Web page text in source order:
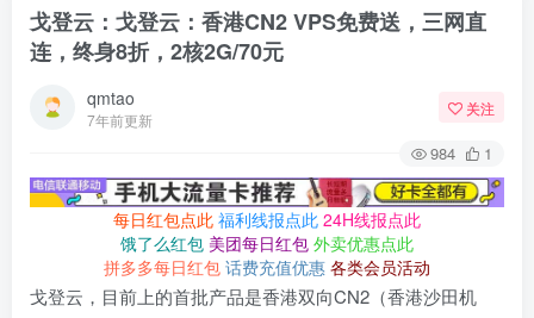
戈登云：戈登云：香港CN2 VPS免费送，三网直
连，终身8折，2核2G/70元
qmtao
7年前更新
关注
984 1
每日红包点此 福利线报点此 24H线报点此
饿了么红包 美团每日红包 外卖优惠点此
拼多多每日红包 话费充值优惠 各类会员活动
戈登云，目前上的首批产品是香港双向CN2（香港沙田机